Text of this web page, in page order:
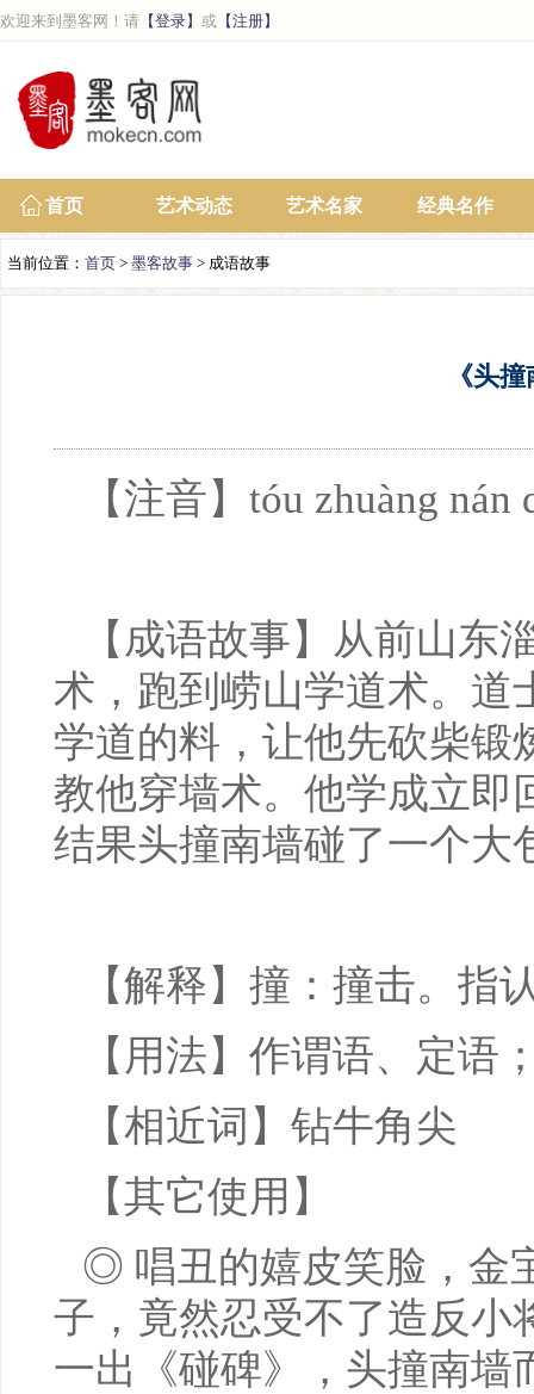
欢迎来到墨客网！请 【登录】 或 【注册】
首页 艺术动态 艺术名家 经典名作
当前位置： 首页 > 墨客故事 > 成语故事
《头
【注音】tóu zhuàng nán
【成语故事】从前山东
术，跑到崂山学道术。道
学道的料，让他先砍柴锻
教他穿墙术。他学成立即
结果头撞南墙碰了一个大
【解释】撞：撞击。指
【用法】作谓语、定语
【相近词】钻牛角尖
【其它使用】
◎ 唱丑的嬉皮笑脸，金
子，竟然忍受不了造反小
一出《碰碑》，头撞南墙